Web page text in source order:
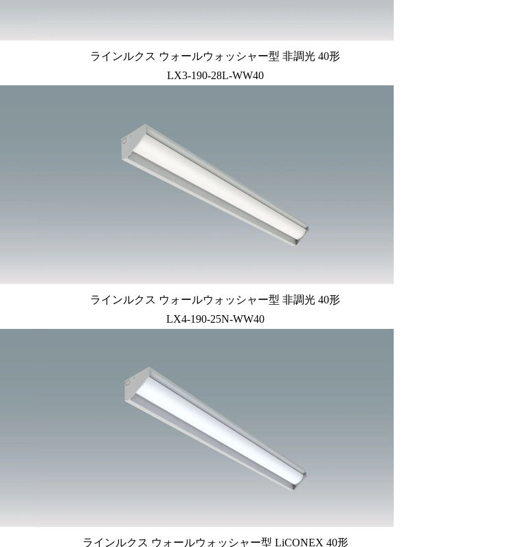
ラインルクス ウォールウォッシャー型 非調光 40形
LX3-190-28L-WW40
ラインルクス ウォールウォッシャー型 非調光 40形
LX4-190-25N-WW40
ラインルクス ウォールウォッシャー型 LiCONEX 40形